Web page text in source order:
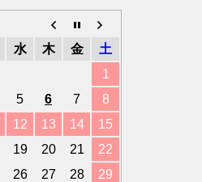
水 木 金
土
1
5 6 7
8
12 13 14
15
19 20 21
22
26 27 28 29